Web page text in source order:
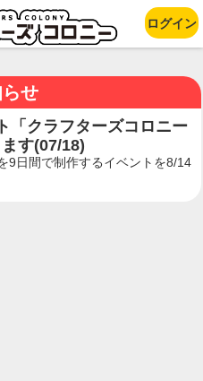
せ
「クラフターズコロニー
す(07/18)
9日間で制作するイベントを8/14
ログイン